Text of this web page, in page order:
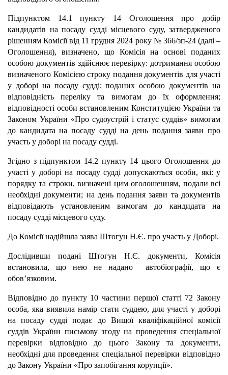
Підпунктом 14.1 пункту 14 Оголошення про добір
кандидатів на посаду судді місцевого суду, затвердженого
рішенням Комісії від 11 грудня 2024 року № 366/зп-24 (далі –
Оголошення), визначено, що Комісія на основі поданих
особою документів здійснює перевірку: дотримання особою
визначеного Комісією строку подання документів для участі
у доборі на посаду судді; поданих особою документів на
відповідність переліку та вимогам до їх оформлення;
відповідності особи встановленим Конституцією України та
Законом України «Про судоустрій і статус суддів» вимогам
до кандидата на посаду судді на день подання заяви про
участь у доборі на посаду судді.
Згідно з підпунктом 14.2 пункту 14 цього Оголошення до
участі у доборі на посаду судді допускаються особи, які: у
порядку та строки, визначені цим оголошенням, подали всі
необхідні документи; на день подання заяви та документів
відповідають установленим вимогам до кандидата на
посаду судді місцевого суду.
До Комісії надійшла заява Штогун Н.Є. про участь у Доборі.
Дослідивши подані Штогун Н.Є. документи, Комісія
встановила, що нею не надано автобіографії, що є
обов’язковим.
Відповідно до пункту 10 частини першої статті 72 Закону
особа, яка виявила намір стати суддею, для участі у доборі
на посаду судді подає до Вищої кваліфікаційної комісії
суддів України письмову згоду на проведення спеціальної
перевірки відповідно до цього Закону та документи,
необхідні для проведення спеціальної перевірки відповідно
до Закону України «Про запобігання корупції».